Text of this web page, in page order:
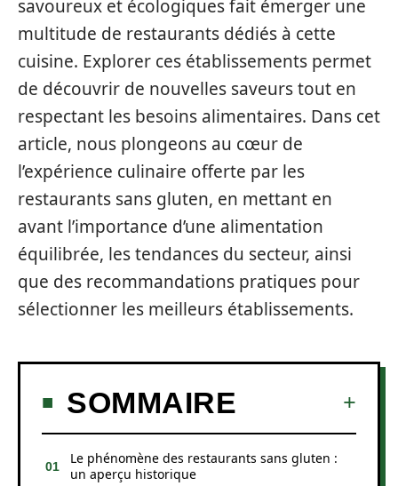
savoureux et écologiques fait émerger une
multitude de restaurants dédiés à cette
cuisine. Explorer ces établissements permet
de découvrir de nouvelles saveurs tout en
respectant les besoins alimentaires. Dans cet
article, nous plongeons au cœur de
l’expérience culinaire offerte par les
restaurants sans gluten, en mettant en
avant l’importance d’une alimentation
équilibrée, les tendances du secteur, ainsi
que des recommandations pratiques pour
sélectionner les meilleurs établissements.
SOMMAIRE
Le phénomène des restaurants sans gluten :
un aperçu historique